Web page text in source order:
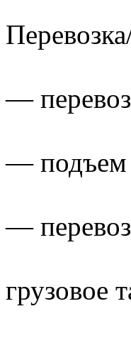
—
— подъем
—
грузовое